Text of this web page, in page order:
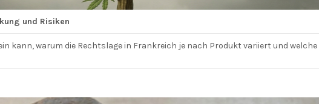
und Risiken
kann, warum die Rechtslage in Frankreich je nach Produkt variiert und